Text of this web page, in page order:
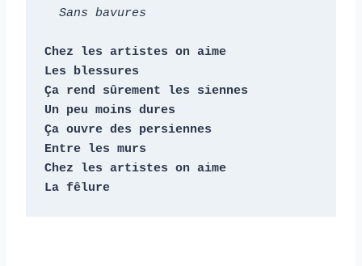
  Sans bavures
Chez les artistes on aime
Les blessures
Ça rend sûrement les siennes
Un peu moins dures
Ça ouvre des persiennes
Entre les murs
Chez les artistes on aime
La fêlure